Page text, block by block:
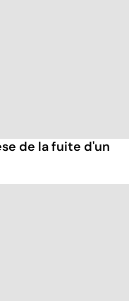
de la fuite d'un